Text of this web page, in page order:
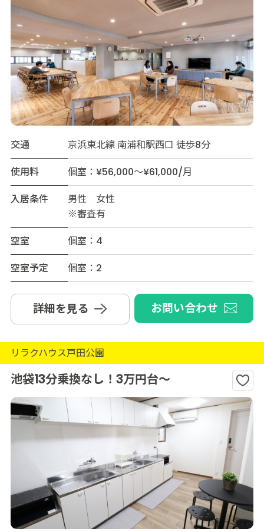
交通
京浜東北線 南浦和駅西口 徒歩8分
使用料
個室：¥56,000～¥61,000/月
入居条件
男性 女性
※審査有
空室
個室：4
空室予定
個室：2
詳細を見る お問い合わせ
リラクハウス戸田公園
池袋13分乗換なし！3万円台～